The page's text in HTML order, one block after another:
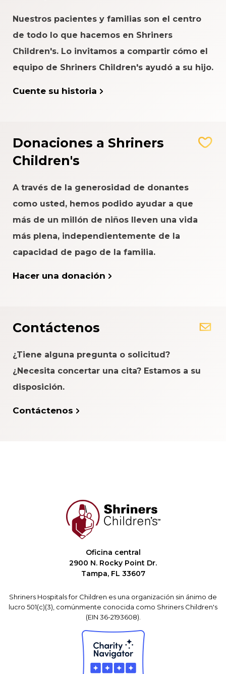
Nuestros pacientes y familias son el centro
de todo lo que hacemos en Shriners
Children's. Lo invitamos a compartir cómo el
equipo de Shriners Children's ayudó a su hijo.
Cuente su historia
Donaciones a Shriners
Children's
A través de la generosidad de donantes
como usted, hemos podido ayudar a que
más de un millón de niños lleven una vida
más plena, independientemente de la
capacidad de pago de la familia.
Hacer una donación
Contáctenos
¿Tiene alguna pregunta o solicitud?
¿Necesita concertar una cita? Estamos a su
disposición.
Contáctenos
Oficina central
2900 N. Rocky Point Dr.
Tampa, FL 33607
Shriners Hospitals for Children es una organización sin ánimo de
lucro 501(c)(3), comúnmente conocida como Shriners Children's
(EIN 36-2193608).